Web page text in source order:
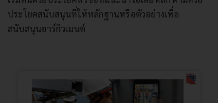
ประโยคสนับสนุนที่ให้หลักฐานหรือตัวอย่างเพื่อ
สนับสนุนอาร์กิวเมนต์